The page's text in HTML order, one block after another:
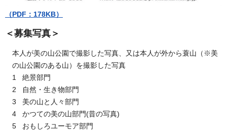
（PDF：178KB）
＜募集写真＞
本人が美の山公園で撮影した写真、又は本人が外から蓑山（※美
の山公園のある山）を撮影した写真
1 絶景部門
2 自然・生き物部門
3 美の山と人々部門
4 かつての美の山部門(昔の写真)
5 おもしろユーモア部門